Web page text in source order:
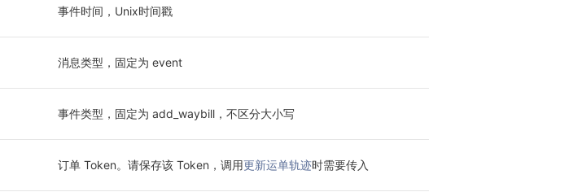
事件时间，Unix时间戳
消息类型，固定为 event
事件类型，固定为 add_waybill，不区分大小写
订单 Token。请保存该 Token，调用更新运单轨迹时需要传入